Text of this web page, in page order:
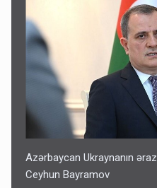
Azərbaycan Ukraynanın
Ceyhun Bayramov